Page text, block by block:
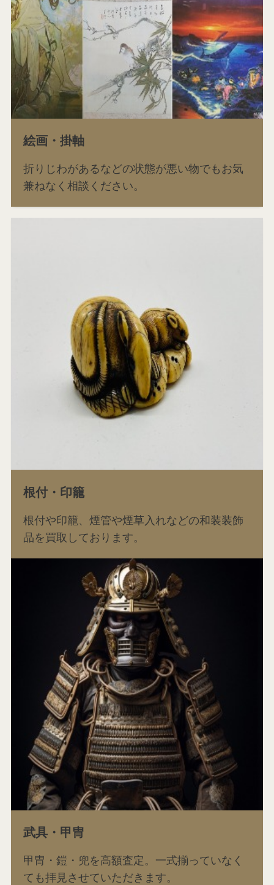
絵画・掛軸
折りじわがあるなどの状態が悪い物でもお気
兼ねなく相談ください。
根付・印籠
根付や印籠、煙管や煙草入れなどの和装装飾
品を買取しております。
武具・甲冑
甲冑・鎧・兜を高額査定。一式揃っていなく
ても拝見させていただきます。